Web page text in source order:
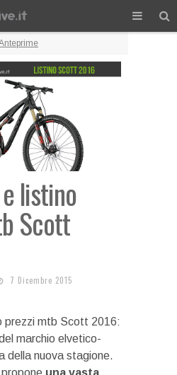
listino
Scott
7 Dicembre 2015
prezzi mtb Scott 2016:
marchio elvetico-
della nuova stagione.
una vasta